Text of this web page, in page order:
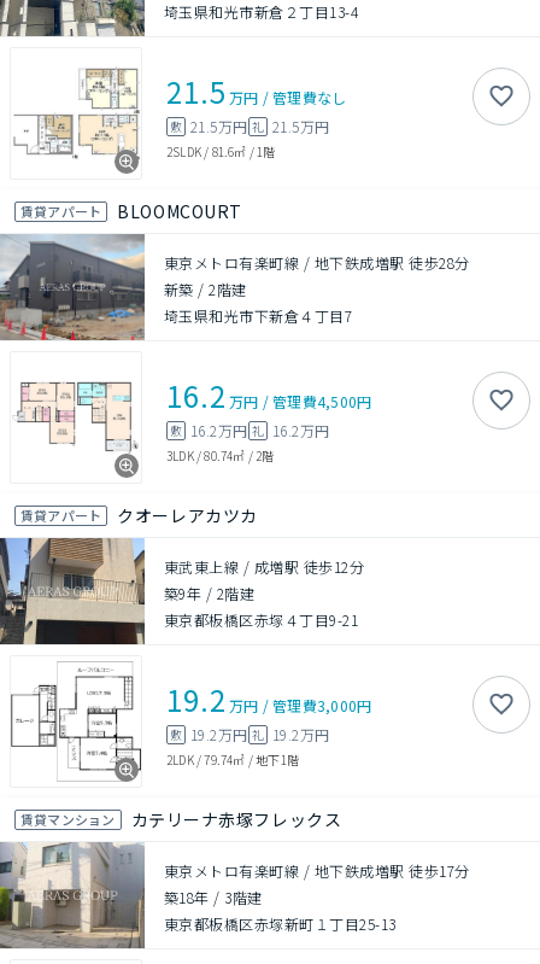
埼玉県和光市新倉２丁目13-4
21.5 万円 /管理費なし
敷 21.5万円 礼 21.5万円
2SLDK / 81.6㎡ / 1階
賃貸アパート BLOOMCOURT
東京メトロ有楽町線 / 地下鉄成増駅 徒歩28分
新築 /2階建
埼玉県和光市下新倉４丁目7
16.2 万円 /管理費4,500円
敷 16.2万円 礼 16.2万円
3LDK/80.74㎡ / 2階
賃貸アパート クオーレアカツカ
東武東上線 / 成増駅 徒歩12分
築9年 / 2階建
東京都板橋区赤塚４丁目9-21
19.2 万円 /管理費3,000円
敷 19.2万円 礼 19.2万円
2LDK/79.74㎡ /地下1階
賃貸マンション カテリーナ赤塚フレックス
東京メトロ有楽町線 / 地下鉄成増駅 徒歩17分
築18年 / 3階建
東京都板橋区赤塚新町１丁目25-13